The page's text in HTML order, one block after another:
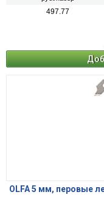
497.77
OLFA 5 мм, перовые